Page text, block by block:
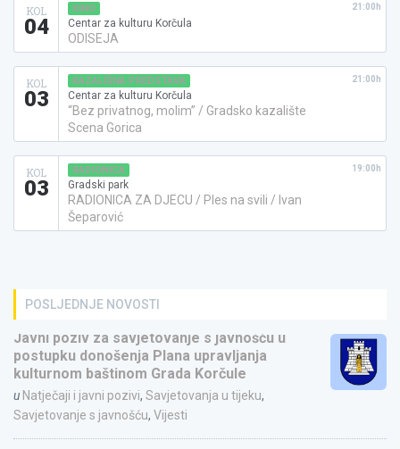
KOL
04
KINO
Centar za kulturu Korčula
ODISEJA
21:00h
KOL
03
KAZALIŠNA PREDSTAVA
Centar za kulturu Korčula
“Bez privatnog, molim” / Gradsko kazalište
Scena Gorica
21:00h
KOL
03
RADIONICA
Gradski park
RADIONICA ZA DJECU / Ples na svili / Ivan
Šeparović
19:00h
POSLJEDNJE NOVOSTI
Javni poziv za savjetovanje s javnošću u
postupku donošenja Plana upravljanja
kulturnom baštinom Grada Korčule
u Natječaji i javni pozivi, Savjetovanja u tijeku,
Savjetovanje s javnošću, Vijesti